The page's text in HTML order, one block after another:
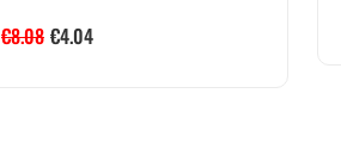
€8.08 €4.04